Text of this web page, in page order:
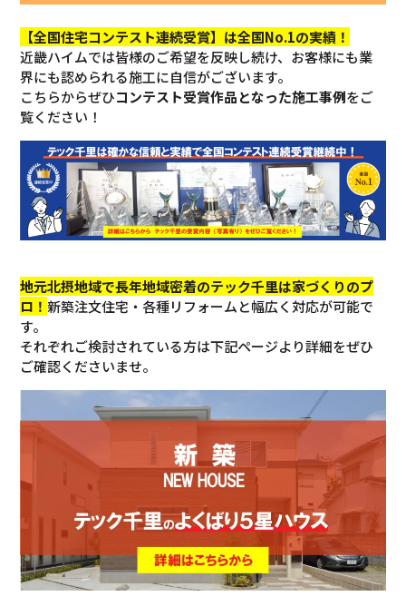
【全国住宅コンテスト連続受賞】は全国No.1の実績！
近畿ハイムでは皆様のご希望を反映し続け、お客様にも業
界にも認められる施工に自信がございます。
こちらからぜひコンテスト受賞作品となった施工事例をご
覧ください！
地元北摂地域で長年地域密着のテック千里は家づくりのプ
ロ！新築注文住宅・各種リフォームと幅広く対応が可能で
す。
それぞれご検討されている方は下記ページより詳細をぜひ
ご確認くださいませ。